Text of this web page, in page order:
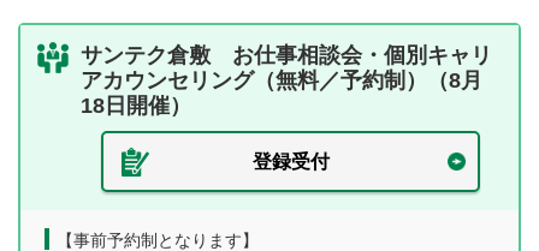
サンテク倉敷 お仕事相談会・個別キャリ
アカウンセリング（無料／予約制）（8月
18日開催）
登録受付
【事前予約制となります】